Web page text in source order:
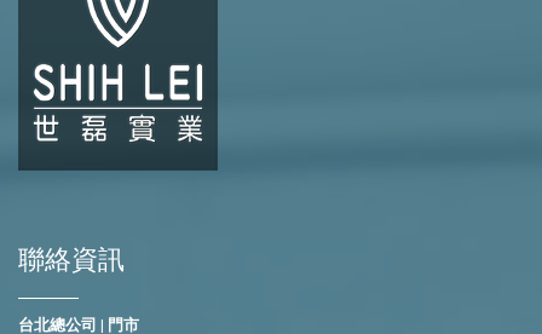
聯絡資訊
台北總公司 | 門市